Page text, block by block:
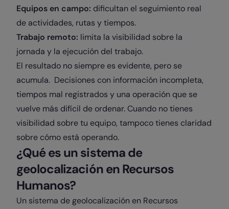
Equipos en campo: dificultan el seguimiento real
de actividades, rutas y tiempos.
Trabajo remoto: limita la visibilidad sobre la
jornada y la ejecución del trabajo.
El resultado no siempre es evidente, pero se
acumula. Decisiones con información incompleta,
tiempos mal registrados y una operación que se
vuelve más difícil de ordenar. Cuando no tienes
visibilidad sobre tu equipo, tampoco tienes claridad
sobre cómo está operando.
¿Qué es un sistema de
geolocalización en Recursos
Humanos?
Un sistema de geolocalización en Recursos